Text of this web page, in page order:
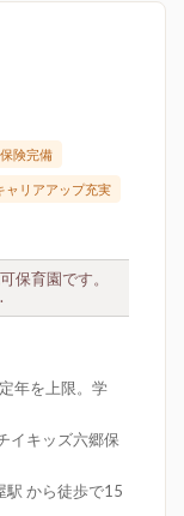
険完備
ャリアアップ充実
保育園です。
年を上限。学
イキッズ六郷保
駅 から徒歩で15